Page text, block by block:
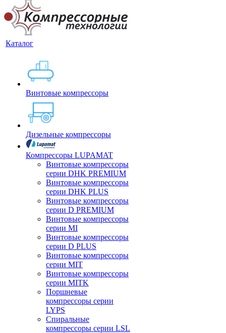
Каталог
Винтовые компрессоры
Дизельные компрессоры
Компрессоры LUPAMAT
Винтовые компрессоры
серии DHK PREMIUM
Винтовые компрессоры
серии DHK PLUS
Винтовые компрессоры
серии D PREMIUM
Винтовые компрессоры
серии MI
Винтовые компрессоры
серии D PLUS
Винтовые компрессоры
серии MIT
Винтовые компрессоры
серии MITK
Поршневые
компрессоры серии
LYPS
Спиральные
компрессоры серии LSL